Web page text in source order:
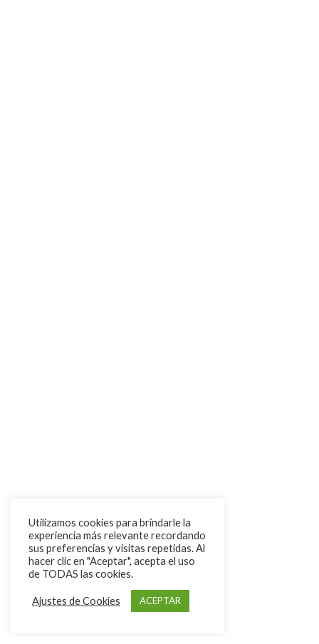
Utilizamos cookies para brindarle la
experiencia más relevante recordando
sus preferencias y visitas repetidas. Al
hacer clic en "Aceptar", acepta el uso
de TODAS las cookies.
Ajustes de Cookies ACEPTAR